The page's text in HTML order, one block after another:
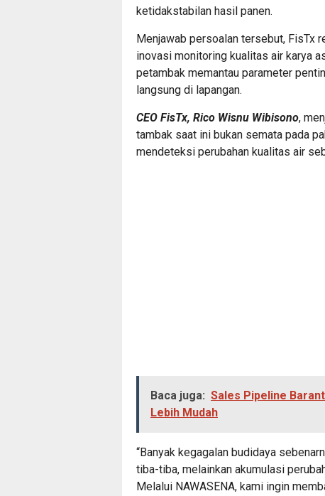
ketidakstabilan hasil panen.
Menjawab persoalan tersebut, FisTx
inovasi monitoring kualitas air karya
petambak memantau parameter
langsung di lapangan.
CEO FisTx, Rico Wisnu Wibisono,
tambak saat ini bukan semata pada
mendeteksi perubahan kualitas air
Baca juga: Sales Pipeline
Lebih Mudah
“Banyak kegagalan budidaya
tiba-tiba, melainkan akumulasi
Melalui NAWASENA, kami ingin